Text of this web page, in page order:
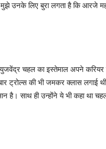
मुझे उनके लिए बुरा लगता है कि आरजे
चहल का इस्तेमाल अपने
ट्रोल्स की भी जमकर क्लास लगाई
है। साथ ही उन्होंने ये भी कहा था